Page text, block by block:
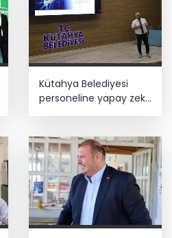
Kütahya Belediyesi
personeline yapay zeka